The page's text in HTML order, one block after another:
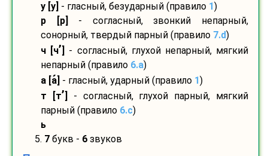
у [у] - гласный, безударный (правило 1)
р [р]
- согласный, звонкий непарный,
сонорный, твердый парный (правило 7.d)
ч [ч’
- согласный, глухой непарный, мягкий
непарный (правило 6.a)
а [а - гласный, ударный (правило 1)
т [т’
- согласный, глухой парный, мягкий
парный (правило 6.c)
ь
5. 7 букв - 6 звуков